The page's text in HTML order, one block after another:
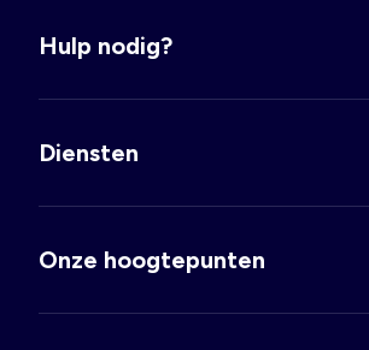
Hulp nodig?
Diensten
Onze hoogtepunten